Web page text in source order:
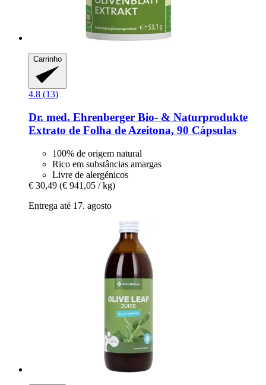
Carrinho
4.8 (13)
Dr. med. Ehrenberger Bio- & Naturprodukte
Extrato de Folha de Azeitona, 90 Cápsulas
100% de origem natural
Rico em substâncias amargas
Livre de alergénicos
€ 30,49 (€ 941,05 / kg)
Entrega até 17. agosto